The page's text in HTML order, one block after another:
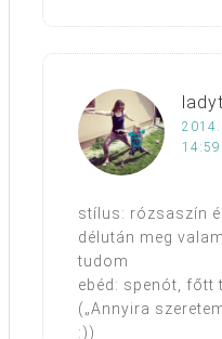
2014.
14:59
stílus: rózsaszín
délután meg
tudom
ebéd: spenót, főtt
(„Annyira
:))